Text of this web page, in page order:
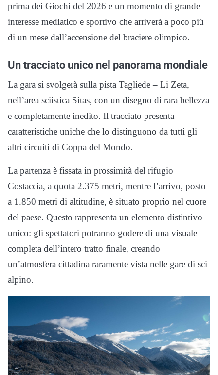
prima dei Giochi del 2026 e un momento di grande
interesse mediatico e sportivo che arriverà a poco più
di un mese dall’accensione del braciere olimpico.
Un tracciato unico nel panorama mondiale
La gara si svolgerà sulla pista Tagliede – Li Zeta,
nell’area sciistica Sitas, con un disegno di rara bellezza
e completamente inedito. Il tracciato presenta
caratteristiche uniche che lo distinguono da tutti gli
altri circuiti di Coppa del Mondo.
La partenza è fissata in prossimità del rifugio
Costaccia, a quota 2.375 metri, mentre l’arrivo, posto
a 1.850 metri di altitudine, è situato proprio nel cuore
del paese. Questo rappresenta un elemento distintivo
unico: gli spettatori potranno godere di una visuale
completa dell’intero tratto finale, creando
un’atmosfera cittadina raramente vista nelle gare di sci
alpino.